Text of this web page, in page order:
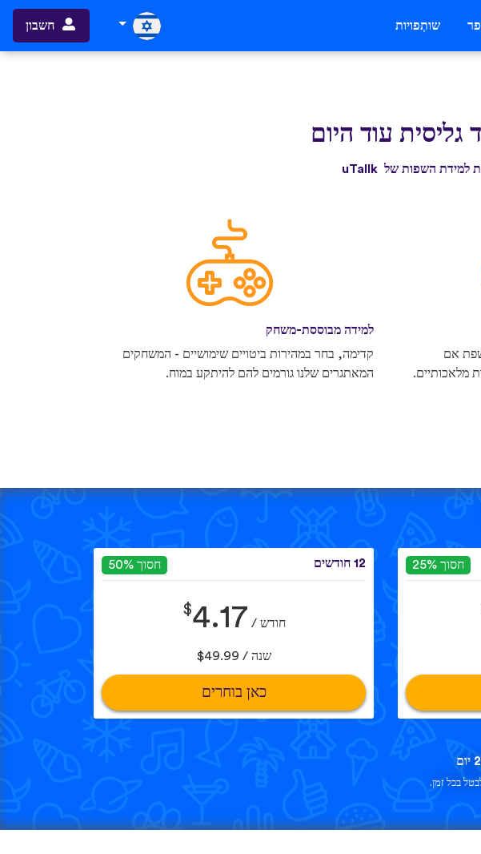
שותְפויות חשבון
עוד היום
שפת אם
מלאכותיים.
למידה מבוססת-משחק
קדימה, בחר במהירות ביטויים שימושיים - המשחקים
המאתגרים שלנו גורמים להם להיתקע במוח.
חסוך 25% 12 חודשים חסוך 50%
חודש /
$4.17
שנה / $49.99
כאן בוחרים
בכל זמן.